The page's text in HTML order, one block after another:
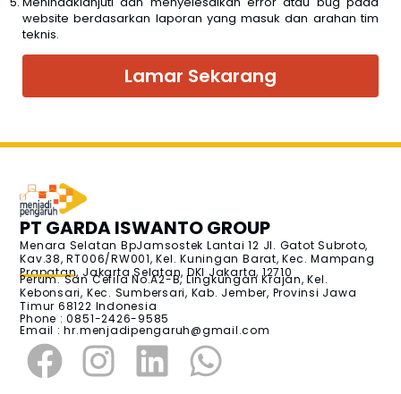
website berdasarkan laporan yang masuk dan arahan tim
teknis.
Lamar Sekarang
PT GARDA ISWANTO GROUP
Menara Selatan BpJamsostek Lantai 12 Jl. Gatot Subroto,
Kav.38, RT006/RW001, Kel. Kuningan Barat, Kec. Mampang
Prapatan, Jakarta Selatan, DKI Jakarta, 12710
Perum. San Cefila No.A2-B, Lingkungan Krajan, Kel.
Kebonsari, Kec. Sumbersari, Kab. Jember, Provinsi Jawa
Timur 68122 Indonesia
Phone : 0851-2426-9585
Email :hr.menjadipengaruh@gmail.com